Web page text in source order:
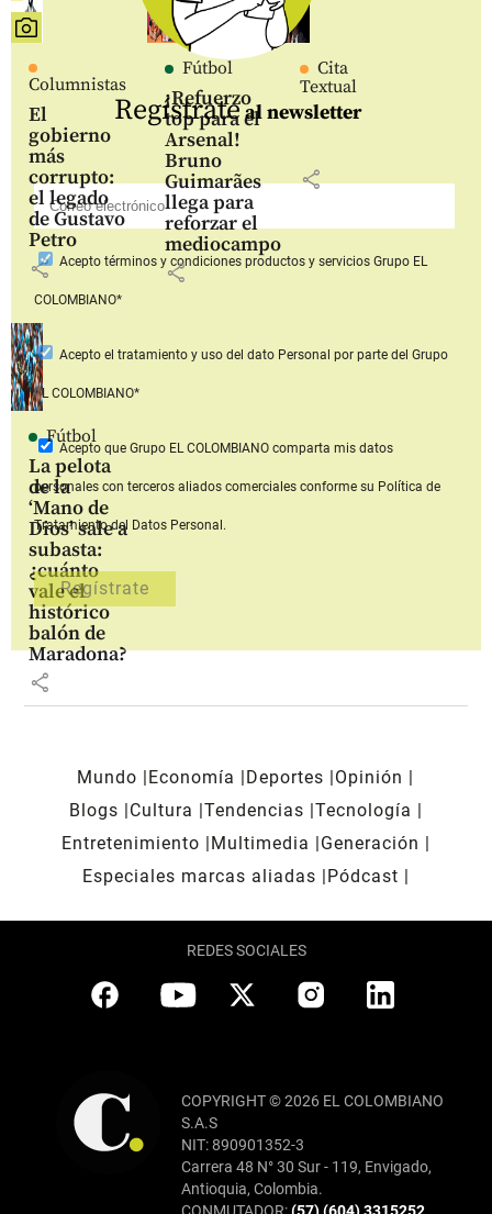
Columnistas
El
gobierno
más
corrupto:
el legado
de Gustavo
Petro
share
Fútbol
¡Refuerzo
top para el
Arsenal!
Bruno
Guimarães
llega para
reforzar el
mediocampo
share
Cita
Textual
share
Fútbol
La pelota
de la
‘Mano de
Dios’ sale a
subasta:
¿cuánto
vale el
histórico
balón de
Maradona?
share
Regístrateal newsletter
Aceptotérminos y condiciones productos y serviciosGrupo EL
COLOMBIANO*
Acepto el tratamiento y uso del dato Personal por parte del Grupo
EL COLOMBIANO*
Acepto que Grupo EL COLOMBIANOcomparta mis datos
personales con terceros aliados comerciales conforme su Política de
Tratamiento del Datos Personal.
Mundo Economía Deportes
Opinión
Blogs
Cultura Tendencias Tecnología
Entretenimiento
Multimedia
Generación
Especiales marcas aliadas
Pódcast
REDES SOCIALES
COPYRIGHT © 2026 EL COLOMBIANO
S.A.S
NIT: 890901352-3
Carrera 48 N° 30 Sur - 119, Envigado,
Antioquia, Colombia.